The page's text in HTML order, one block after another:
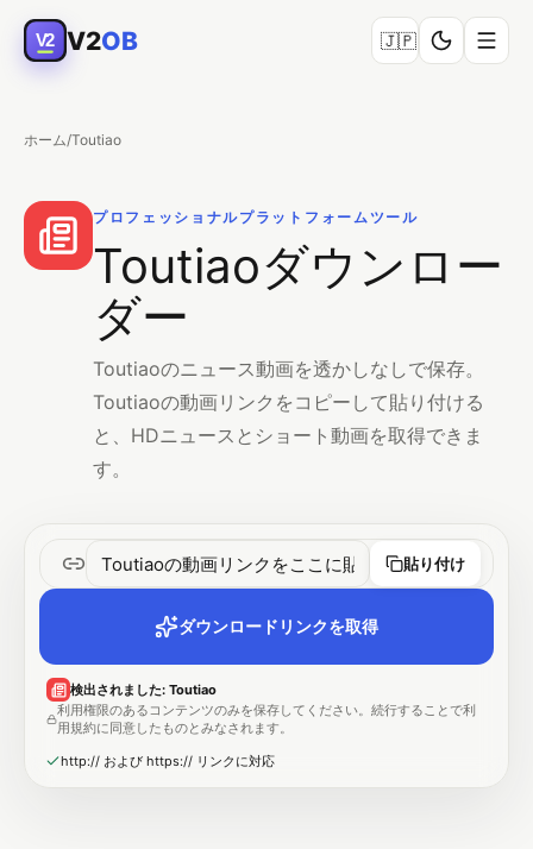
V2 V2OB 🇯🇵
ホーム/Toutiao
プロフェッショナルプラットフォームツール
Toutiaoダウンロー
ダー
Toutiaoのニュース動画を透かしなしで保存。
Toutiaoの動画リンクをコピーして貼り付ける
と、HDニュースとショート動画を取得できま
す。
貼り付け
ダウンロードリンクを取得
検出されました: Toutiao
利用権限のあるコンテンツのみを保存してください。続行することで利
用規約に同意したものとみなされます。
http:// および https:// リンクに対応